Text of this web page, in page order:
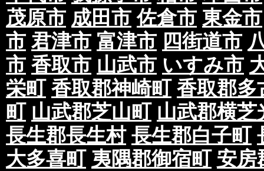
茂原市 成田市 佐倉市 東金市
市 君津市 富津市 四街道市
市 香取市 山武市 いすみ市
栄町 香取郡神崎町 香取郡多
町 山武郡芝山町 山武郡横芝
長生郡長生村 長生郡白子町
大多喜町 夷隅郡御宿町 安房